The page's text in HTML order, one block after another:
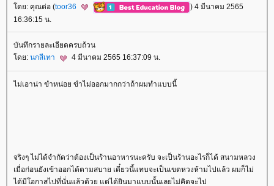
ดย: คุณต่อ (toor36
) 4 มีนาคม 2565
16:36:15 น.
บันทึกรายละเอียดครบถ้วน
ดย: นกสีเทา 4 มีนาคม 2565 16:37:09 น.
ไม่เอาน่า ขำหน่อย ขำไม่ออกมากกว่าถ้าผมทำแบบนี้
จริงๆ ไม่ได้จำกัดว่าต้องเป็นร้านอาหารนะครับ จะเป็นร้านอะไรก็ได้ สนามหลวง
เมื่อก่อนยังเข้าออกได้ตามสบาย เดี๋ยวนี้แทบจะเป็นเขตหวงห้ามไปแล้ว ผมก็ไม่
ได้มีโอกาสไปที่นั่นแล้วด้วย แต่ได้ยินมาแบบนั้นเลยไม่คิดจะไป